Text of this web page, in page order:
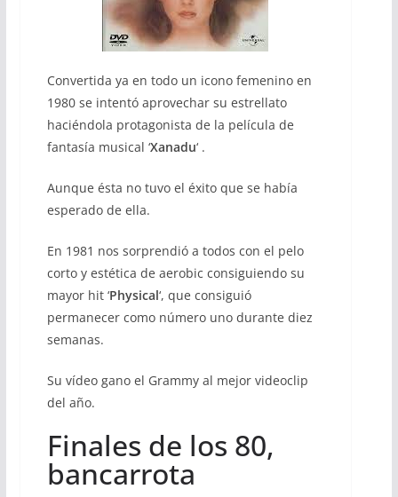
Convertida ya en todo un icono femenino en
1980 se intentó aprovechar su estrellato
haciéndola protagonista de la película de
fantasía musical ‘Xanadu‘ .
Aunque ésta no tuvo el éxito que se había
esperado de ella.
En 1981 nos sorprendió a todos con el pelo
corto y estética de aerobic consiguiendo su
mayor hit ‘Physical‘, que consiguió
permanecer como número uno durante diez
semanas.
Su vídeo gano el Grammy al mejor videoclip
del año.
Finales de los 80,
bancarrota